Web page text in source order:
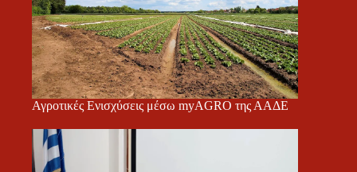
Αγροτικές Ενισχύσεις μέσω myAGRO της ΑΑΔΕ